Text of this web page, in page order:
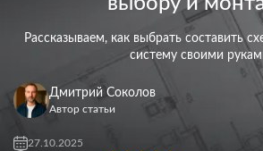
Рассказываем, как выбрать составить
систему своими
Дмитрий Соколов
Автор статьи
27.10.2025